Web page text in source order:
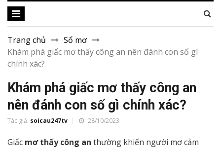
Trang chủ
Sổ mơ
Khám phá giấc mơ thấy công an nên đánh con số gì
chính xác?
Khám phá giấc mơ thấy công an
nên đánh con số gì chính xác?
Tác giả: soicau247tv 28/10/2023
Giấc mơ thấy công an thường khiến người mơ cảm